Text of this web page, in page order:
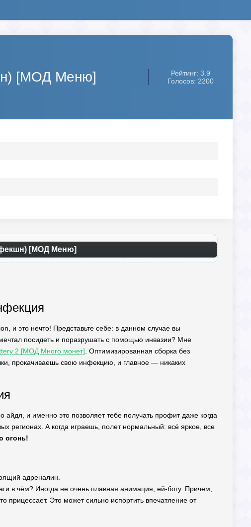
[МОД Меню]
Рейтинг: 3.9
Голосов: 2200
[МОД Меню]
и это нечто! Представьте себе: в данном случае вы
посидеть и поразрушать с помощью инвазии? Мне
2 [МОД Много монет] . Оптимизированная сборка без
прокачиваешь свою инфекцию, и главное — никаких
и именно это позволяет тебе получать профит даже когда
регионах. А когда играешь, полет нормальный: всё яркое, все
огонь!
адреналин.
в чём? Иногда не очень плавная анимация, ей-богу. Причем,
прицессает. Это может сильно испортить впечатление от